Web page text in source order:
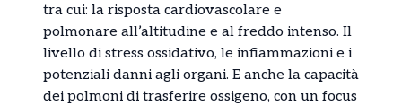
tra cui: la risposta cardiovascolare e
polmonare all’altitudine e al freddo intenso. Il
livello di stress ossidativo, le infiammazioni e i
potenziali danni agli organi. E anche la capacità
dei polmoni di trasferire ossigeno, con un focus